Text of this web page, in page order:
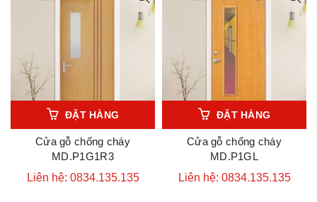
ĐẶT HÀNG
Cửa gỗ chống cháy
MD.P1G1R3
Liên hệ: 0834.135.135
ĐẶT HÀNG
Cửa gỗ chống cháy
MD.P1GL
Liên hệ: 0834.135.135